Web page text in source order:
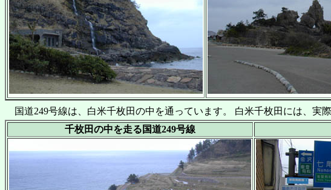
国道249号線は、白米千枚田の中を通っています。 白米千枚田には、実
千枚田の中を走る国道249号線